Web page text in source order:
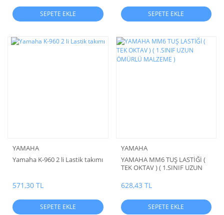
SEPETE EKLE SEPETE EKLE
YAMAHA
Yamaha K-960 2 li Lastik takımı
571,30 TL
SEPETE EKLE
YAMAHA
YAMAHA MM6 TUŞ LASTİĞİ (
TEK OKTAV ) ( 1.SINIF UZUN
628,43 TL
SEPETE EKLE